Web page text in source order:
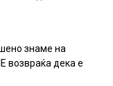
знаме на
дека е